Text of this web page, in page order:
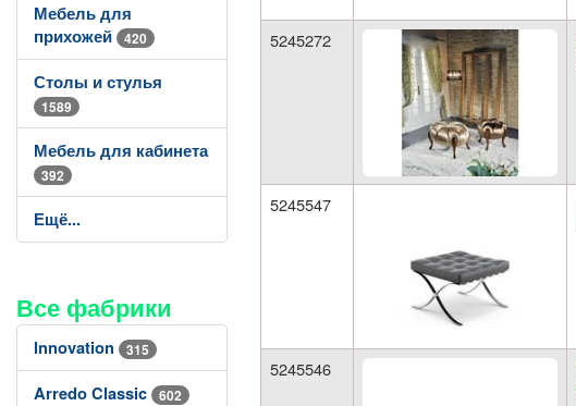
Мебель для
прихожей
420
Столы и стулья
1589
Мебель для кабинета
392
Ещё...
Все фабрики
Innovation 315
Arredo Classic 602
5245272
5245547
5245546